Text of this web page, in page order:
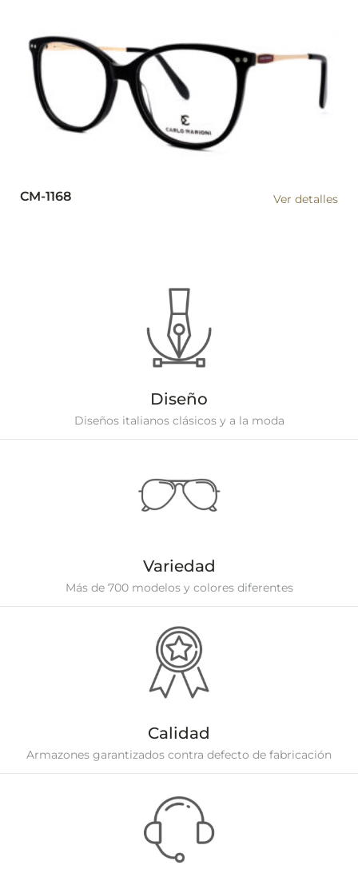
CM-1168 Ver detalles
Diseño
Diseños italianos clásicos y a la moda
Variedad
Más de 700 modelos y colores diferentes
Calidad
Armazones garantizados contra defecto de fabricación